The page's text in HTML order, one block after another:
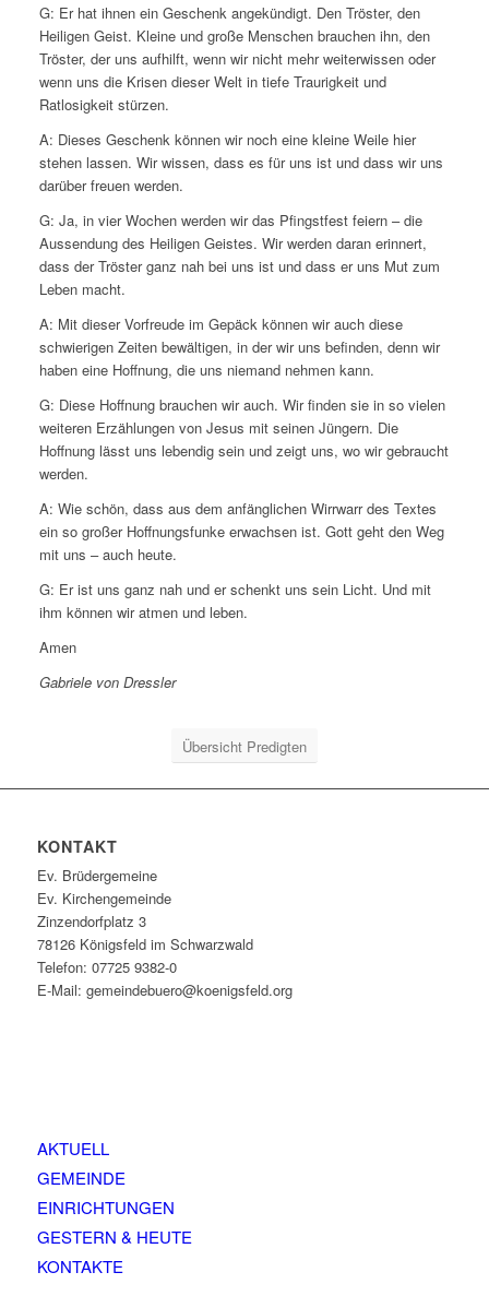
G: Er hat ihnen ein Geschenk angekündigt. Den Tröster, den
Heiligen Geist. Kleine und große Menschen brauchen ihn, den
Tröster, der uns aufhilft, wenn wir nicht mehr weiterwissen oder
wenn uns die Krisen dieser Welt in tiefe Traurigkeit und
Ratlosigkeit stürzen.
A: Dieses Geschenk können wir noch eine kleine Weile hier
stehen lassen. Wir wissen, dass es für uns ist und dass wir uns
darüber freuen werden.
G: Ja, in vier Wochen werden wir das Pfingstfest feiern – die
Aussendung des Heiligen Geistes. Wir werden daran erinnert,
dass der Tröster ganz nah bei uns ist und dass er uns Mut zum
Leben macht.
A: Mit dieser Vorfreude im Gepäck können wir auch diese
schwierigen Zeiten bewältigen, in der wir uns befinden, denn wir
haben eine Hoffnung, die uns niemand nehmen kann.
G: Diese Hoffnung brauchen wir auch. Wir finden sie in so vielen
weiteren Erzählungen von Jesus mit seinen Jüngern. Die
Hoffnung lässt uns lebendig sein und zeigt uns, wo wir gebraucht
werden.
A: Wie schön, dass aus dem anfänglichen Wirrwarr des Textes
ein so großer Hoffnungsfunke erwachsen ist. Gott geht den Weg
mit uns – auch heute.
G: Er ist uns ganz nah und er schenkt uns sein Licht. Und mit
ihm können wir atmen und leben.
Amen
Gabriele von Dressler
Übersicht Predigten
KONTAKT
Ev. Brüdergemeine
Ev. Kirchengemeinde
Zinzendorfplatz 3
78126 Königsfeld im Schwarzwald
Telefon: 07725 9382-0
E-Mail: gemeindebuero@koenigsfeld.org
AKTUELL
GEMEINDE
EINRICHTUNGEN
GESTERN & HEUTE
KONTAKTE